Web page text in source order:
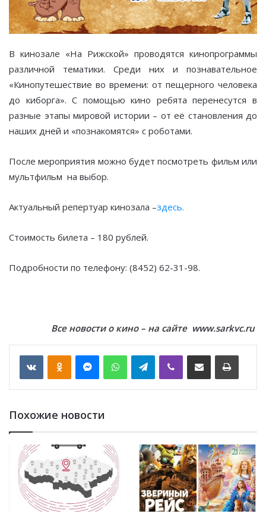
В кинозале «На Рижской» проводятся кинопрограммы
различной тематики. Среди них и познавательное
«Кинопутешествие во времени: от пещерного человека
до киборга». С помощью кино ребята перенесутся в
разные этапы мировой истории – от её становления до
наших дней и «познакомятся» с роботами.
После мероприятия можно будет посмотреть фильм или
мультфильм на выбор.
Актуальный репертуар кинозала –здесь.
Стоимость билета – 180 рублей.
Подробности по телефону: (8452) 62-31-98.
Все новости о кино – на сайте www.sarkvc.ru
VKontakte WhatsApp Telegram
Похожие новости